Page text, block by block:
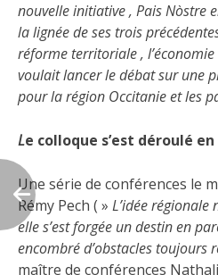
nouvelle initiative , Pais Nòstre
la lignée de ses trois
réforme territoriale ,
voulait lancer le débat sur une
pour la région Occitanie et les
Le colloque s’est déroulé
Une série de conférences le
Rémy Pech ( » L’idée régionale
elle s’est forgée un destin en
encombré d’obstacles toujours
maître de conférences